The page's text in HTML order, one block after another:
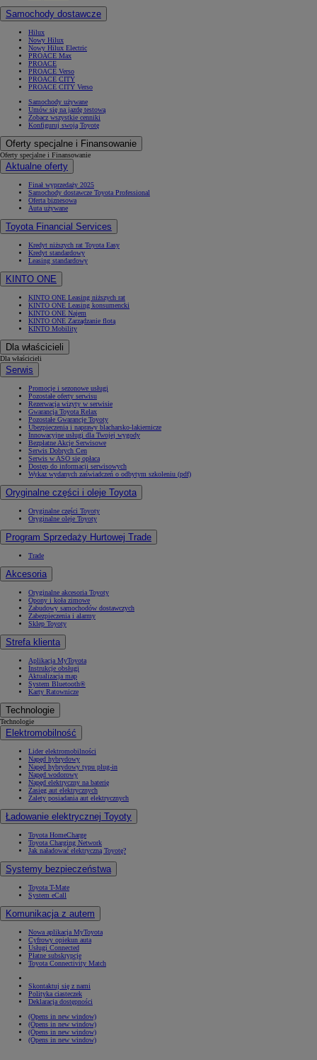
Samochody dostawcze
Hilux
Nowy Hilux
Nowy Hilux Electric
PROACE Max
PROACE
PROACE Verso
PROACE CITY
PROACE CITY Verso
Samochody używane
Umów się na jazdę testową
Zobacz wszystkie cenniki
Konfiguruj swoją Toyotę
Oferty specjalne i Finansowanie
Oferty specjalne i Finansowanie
Aktualne oferty
Finał wyprzedaży 2025
Samochody dostawcze Toyota Professional
Oferta biznesowa
Auta używane
Toyota Financial Services
Kredyt niższych rat Toyota Easy
Kredyt standardowy
Leasing standardowy
KINTO ONE
KINTO ONE Leasing niższych rat
KINTO ONE Leasing konsumencki
KINTO ONE Najem
KINTO ONE Zarządzanie flotą
KINTO Mobility
Dla właścicieli
Dla właścicieli
Serwis
Promocje i sezonowe usługi
Pozostałe oferty serwisu
Rezerwacja wizyty w serwisie
Gwarancja Toyota Relax
Pozostałe Gwarancje Toyoty
Ubezpieczenia i naprawy blacharsko-lakiernicze
Innowacyjne usługi dla Twojej wygody
Bezpłatne Akcje Serwisowe
Serwis Dobrych Cen
Serwis w ASO się opłaca
Dostęp do informacji serwisowych
Wykaz wydanych zaświadczeń o odbytym szkoleniu (pdf)
Oryginalne części i oleje Toyota
Oryginalne części Toyoty
Oryginalne oleje Toyoty
Program Sprzedaży Hurtowej Trade
Trade
Akcesoria
Oryginalne akcesoria Toyoty
Opony i koła zimowe
Zabudowy samochodów dostawczych
Zabezpieczenia i alarmy
Sklep Toyoty
Strefa klienta
Aplikacja MyToyota
Instrukcje obsługi
Aktualizacja map
System Bluetooth®
Karty Ratownicze
Technologie
Technologie
Elektromobilność
Lider elektromobilności
Napęd hybrydowy
Napęd hybrydowy typu plug-in
Napęd wodorowy
Napęd elektryczny na baterię
Zasięg aut elektrycznych
Zalety posiadania aut elektrycznych
Ładowanie elektrycznej Toyoty
Toyota HomeCharge
Toyota Charging Network
Jak naładować elektryczną Toyotę?
Systemy bezpieczeństwa
Toyota T-Mate
System eCall
Komunikacja z autem
Nowa aplikacja MyToyota
Cyfrowy opiekun auta
Usługi Connected
Płatne subskrypcje
Toyota Connectivity Match
Skontaktuj się z nami
Polityka ciasteczek
Deklaracja dostępności
(Opens in new window)
(Opens in new window)
(Opens in new window)
(Opens in new window)